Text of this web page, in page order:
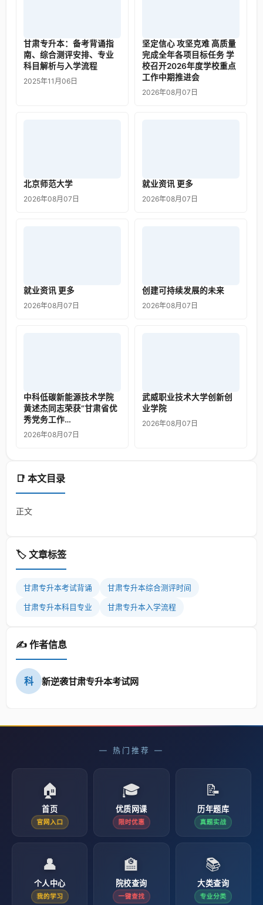
📑 本文目录
正文
🏷️ 文章标签
甘肃专升本考试背诵 甘肃专升本综合测评时间
甘肃专升本科目专业 甘肃专升本入学流程
✍️ 作者信息
科 新逆袭甘肃专升本考试网
甘肃专升本：备考背诵指
南、综合测评安排、专业
科目解析与入学流程
2025年11月06日
坚定信心 攻坚克难 高质量
完成全年各项目标任务 学
校召开2026年度学校重点
工作中期推进会
2026年08月07日
北京师范大学
2026年08月07日
就业资讯 更多
2026年08月07日
就业资讯 更多
2026年08月07日
创建可持续发展的未来
2026年08月07日
中科低碳新能源技术学院
黄述杰同志荣获“甘肃省优
秀党务工作…
2026年08月07日
武威职业技术大学创新创
业学院
2026年08月07日
— 热门推荐 —
🏠
首页
官网入口
🎓
优质网课
限时优惠
📝
历年题库
真题实战
👤
个人中心
我的学习
🏫
院校查询
一键查找
📚
大类查询
专业分类